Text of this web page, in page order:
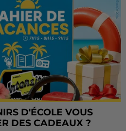
D'ÉCOLE VOUS
DES CADEAUX ?